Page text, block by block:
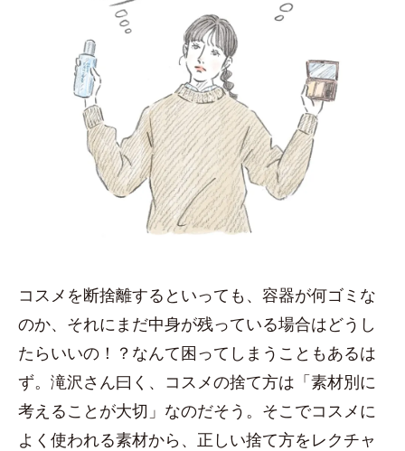
コスメを断捨離するといっても、容器が何ゴミな
のか、それにまだ中身が残っている場合はどうし
たらいいの！？なんて困ってしまうこともあるは
ず。滝沢さん曰く、コスメの捨て方は「素材別に
考えることが大切」なのだそう。そこでコスメに
よく使われる素材から、正しい捨て方をレクチャ